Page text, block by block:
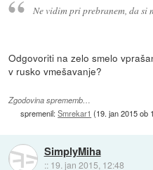
Ne vidim pri prebranem, da si
Odgovoriti na zelo smelo
v rusko vmešavanje?
Zgodovina sprememb…
spremenil:Smrekar1 (19. jan 2015 ob
SimplyMiha
:: 19. jan 2015, 12:48